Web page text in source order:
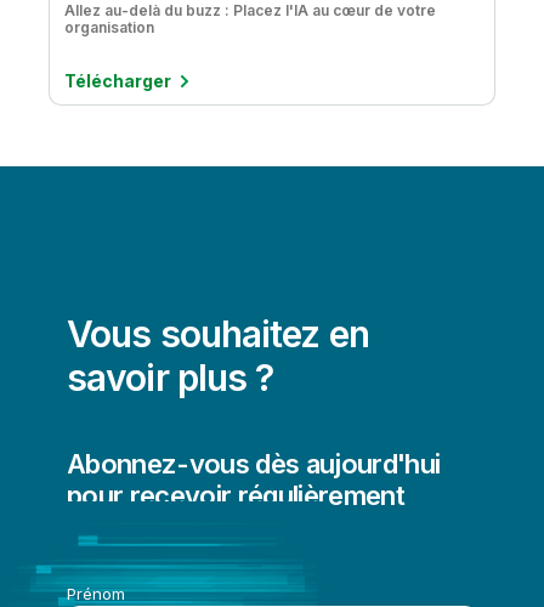
Allez au-delà du buzz : Placez l'IA au cœur de votre
organisation
Télécharger
Vous souhaitez en
savoir plus ?
Abonnez-vous dès aujourd'hui
pour recevoir régulièrement
Prénom